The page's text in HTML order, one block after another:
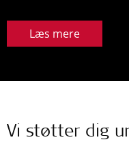
Læs mere
Vi støtter dig